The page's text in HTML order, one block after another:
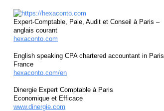
Expert-Comptable, Paie, Audit et Conseil à Paris –
anglais courant
hexaconto.com
English speaking CPA chartered accountant in Paris
France
hexaconto.com/en
Dinergie Expert Comptable à Paris
Economique et Efficace
www.dinergie.com